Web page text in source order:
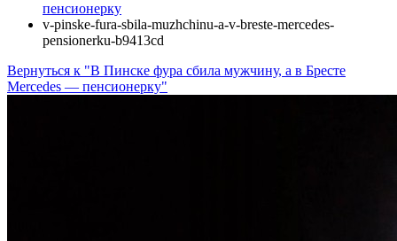
пенсионерку
v-pinske-fura-sbila-muzhchinu-a-v-breste-mercedes-
pensionerku-b9413cd
Вернуться к "В Пинске фура сбила мужчину, а в Бресте
Mercedes — пенсионерку"